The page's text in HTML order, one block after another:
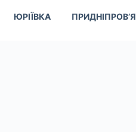
ЮРІЇВКА ПРИДНІПРОВ’Я